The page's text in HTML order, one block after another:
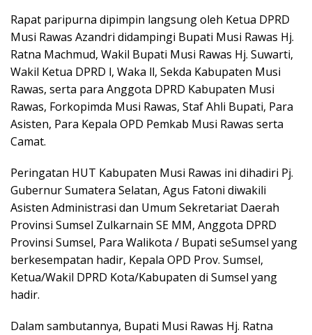
Rapat paripurna dipimpin langsung oleh Ketua DPRD
Musi Rawas Azandri didampingi Bupati Musi Rawas Hj.
Ratna Machmud, Wakil Bupati Musi Rawas Hj. Suwarti,
Wakil Ketua DPRD l, Waka ll, Sekda Kabupaten Musi
Rawas, serta para Anggota DPRD Kabupaten Musi
Rawas, Forkopimda Musi Rawas, Staf Ahli Bupati, Para
Asisten, Para Kepala OPD Pemkab Musi Rawas serta
Camat.
Peringatan HUT Kabupaten Musi Rawas ini dihadiri Pj.
Gubernur Sumatera Selatan, Agus Fatoni diwakili
Asisten Administrasi dan Umum Sekretariat Daerah
Provinsi Sumsel Zulkarnain SE MM, Anggota DPRD
Provinsi Sumsel, Para Walikota / Bupati seSumsel yang
berkesempatan hadir, Kepala OPD Prov. Sumsel,
Ketua/Wakil DPRD Kota/Kabupaten di Sumsel yang
hadir.
Dalam sambutannya, Bupati Musi Rawas Hj. Ratna